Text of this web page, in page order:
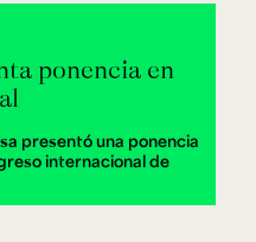
ponencia en
presentó una ponencia
internacional de